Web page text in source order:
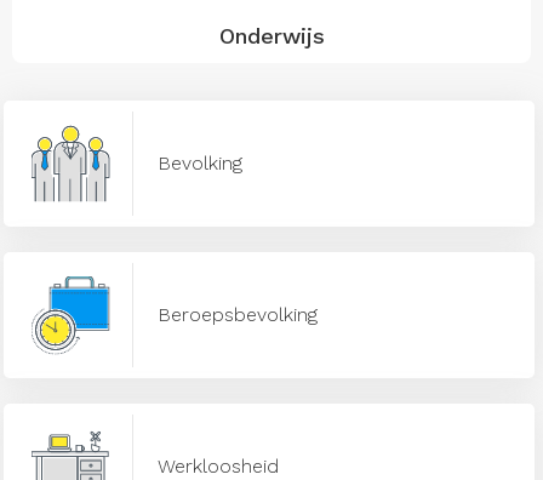
Onderwijs
Bevolking
Beroepsbevolking
Werkloosheid